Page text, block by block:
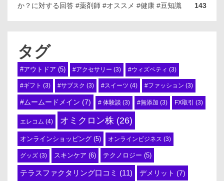
か？に対する回答 #薬剤師 #オススメ #健康 #豆知識
143
タグ
#アウトドア (5) #アクセサリー (3) #ウィズペティ (3)
#ギフト (3) #サブスク (3) #スイーツ (4) #ファッション (3)
#ムームードメイン (7) # 体験談 (3) #無添加 (3) FX取引 (3)
エレコム (4) オミクロン株 (26)
オンラインショッピング (5) オンラインビジネス (3)
グッズ (3) スキンケア (6) テクノロジー (5)
テラスファクタリング口コミ (11) デメリット (7)